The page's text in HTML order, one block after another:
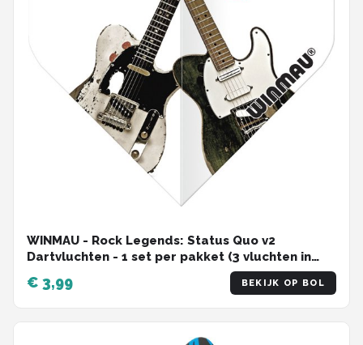
WINMAU - Rock Legends: Status Quo v2
Dartvluchten - 1 set per pakket (3 vluchten in
€ 3,99 BEKIJK OP BOL